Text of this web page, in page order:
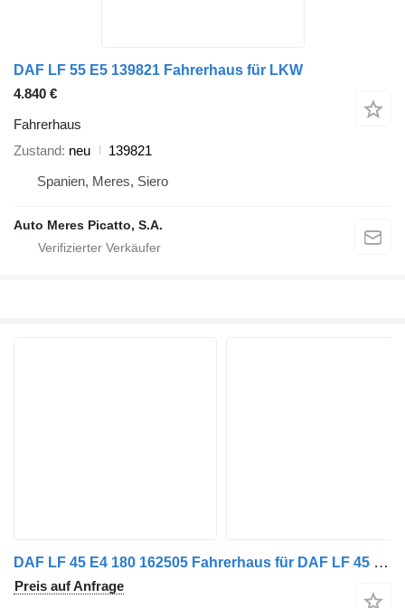
DAF LF 55 E5 139821 Fahrerhaus für LKW
4.840 €
Fahrerhaus
Zustand neu
139821
Spanien, Meres, Siero
Auto Meres Picatto, S.A.
DAF LF 45 E4 180 162505 Fahrerhaus für DAF LF 45 E4 180 LKW
Preis auf Anfrage